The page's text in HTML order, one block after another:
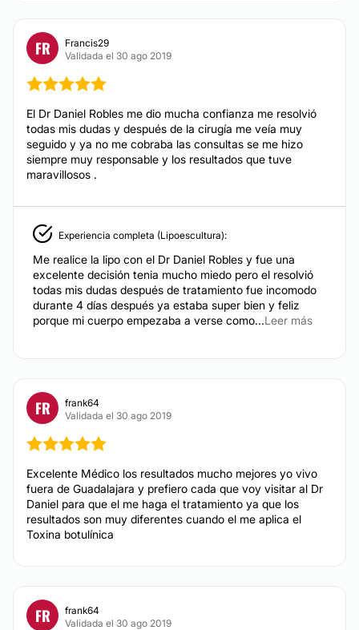
Métodos de pago aceptados:
Tarjeta de Crédito/Débito
Efectivo
Rejuvenecimiento Vaginal
TRATAMIENTOS DE BELLEZA
Tratamientos faciales
Microdermoabrasión
Tratamientos anticelulíticos
DERMATOLOGÍA
Carcinoma Basocelular
FR
Francis29
Validada el 30 ago 2019
El Dr Daniel Robles me dio mucha confianza me resolvió
todas mis dudas y después de la cirugía me veía muy
seguido y ya no me cobraba las consultas se me hizo
siempre muy responsable y los resultados que tuve
maravillosos .
Experiencia completa (Lipoescultura):
Me realice la lipo con el Dr Daniel Robles y fue una
excelente decisión tenia mucho miedo pero el resolvió
todas mis dudas después de tratamiento fue incomodo
durante 4 días después ya estaba super bien y feliz
porque mi cuerpo empezaba a verse como...Leer más
FR
frank64
Validada el 30 ago 2019
Excelente Médico los resultados mucho mejores yo vivo
fuera de Guadalajara y prefiero cada que voy visitar al Dr
Daniel para que el me haga el tratamiento ya que los
resultados son muy diferentes cuando el me aplica el
Toxina botulínica
FR
frank64
Validada el 30 ago 2019